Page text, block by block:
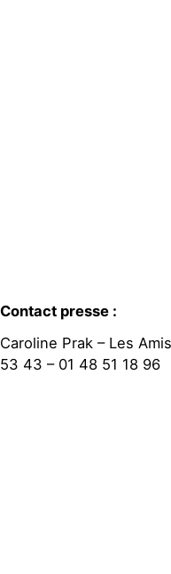
Contact presse :
Caroline Prak – Les
53 43 – 01 48 51 18 96